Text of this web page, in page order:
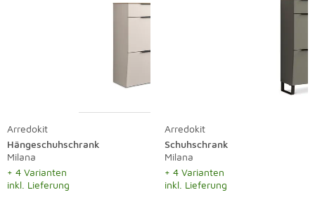
Arredokit
Hängeschuhschrank
Milana
+ 4 Varianten
inkl. Lieferung
Arredokit
Schuhschrank
Milana
+ 4 Varianten
inkl. Lieferung